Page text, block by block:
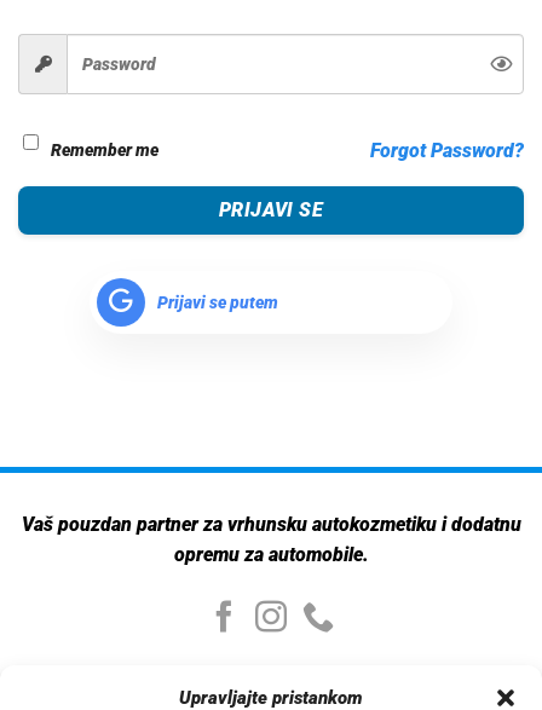
Upravljajte pristankom
Remember me Forgot Password?
PRIJAVI SE
Prijavi se putem
Vaš pouzdan partner za vrhunsku autokozmetiku i dodatnu
opremu za automobile.
Moj nalog